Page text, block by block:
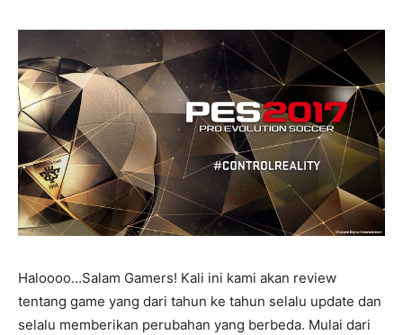
Haloooo…Salam Gamers! Kali ini kami akan review
tentang game yang dari tahun ke tahun selalu update dan
selalu memberikan perubahan yang berbeda. Mulai dari